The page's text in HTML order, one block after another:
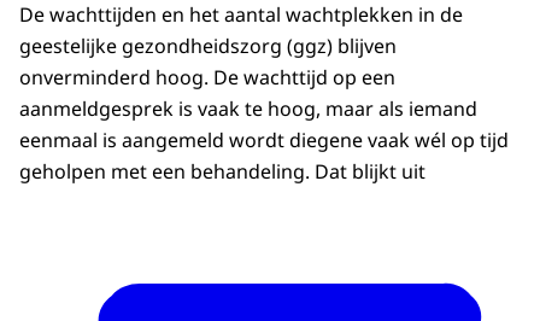
De wachttijden en het aantal wachtplekken in de
geestelijke gezondheidszorg (ggz) blijven
onverminderd hoog. De wachttijd op een
aanmeldgesprek is vaak te hoog, maar als iemand
eenmaal is aangemeld wordt diegene vaak wél op tijd
geholpen met een behandeling. Dat blijkt uit